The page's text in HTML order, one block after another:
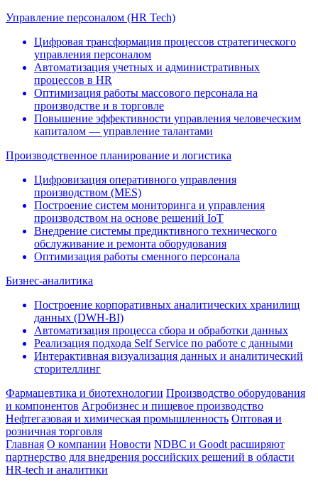
Управление персоналом (HR Tech)
Цифровая трансформация процессов стратегического
управления персоналом
Автоматизация учетных и административных
процессов в HR
Оптимизация работы массового персонала на
производстве и в торговле
Повышение эффективности управления человеческим
капиталом — управление талантами
Производственное планирование и логистика
Цифровизация оперативного управления
производством (МЕS)
Построение систем мониторинга и управления
производством на основе решений IoT
Внедрение системы предиктивного технического
обслуживание и ремонта оборудования
Оптимизация работы сменного персонала
Бизнес-аналитика
Построение корпоративных аналитических хранилищ
данных (DWH-BI)
Автоматизация процесса сбора и обработки данных
Реализация подхода Self Service по работе с данными
Интерактивная визуализация данных и аналитический
сторителлинг
Фармацевтика и биотехнологии Производство оборудования
и компонентов Агробизнес и пищевое производство
Нефтегазовая и химическая промышленность Оптовая и
розничная торговля
Главная О компании Новости NDBC и Goodt расширяют
партнерство для внедрения российских решений в области
HR-tech и аналитики